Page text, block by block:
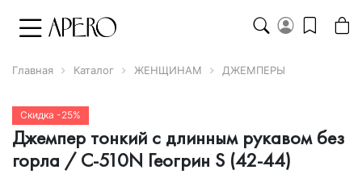
Главная Каталог ЖЕНЩИНАМ ДЖЕМПЕРЫ
Скидка -25%
Джемпер тонкий с длинным рукавом без
горла / С-510N Геогрин S (42-44)